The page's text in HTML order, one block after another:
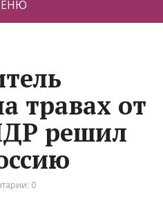
травах от
решил
0